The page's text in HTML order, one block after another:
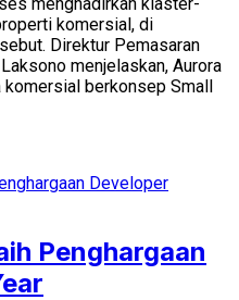
komersial, di
Direktur Pemasaran
menjelaskan, Aurora
komersial berkonsep Small
Penghargaan